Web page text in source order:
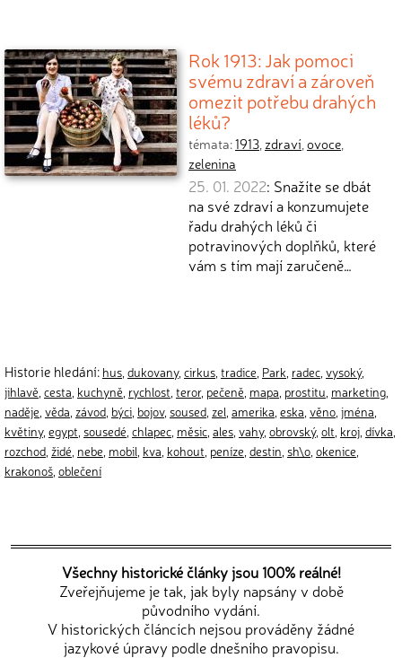
Rok 1913: Jak pomoci
svému zdraví a zároveň
omezit potřebu drahých
léků?
témata:1913, zdraví,ovoce,
zelenina
25. 01. 2022: Snažíte se dbát
na své zdraví a konzumujete
řadu drahých léků či
potravinových doplňků, které
vám s tím mají zaručeně…
Historie hledání: hus dukovany, cirkus tradice Park radec vysoký,
jihlavě cesta kuchyně rychlost teror, pečeně mapa prostitu marketing
naděje věda závod býci bojov, soused zel amerika eska věno jména
květiny, egypt sousedé chlapec měsic ales vahy, obrovský, olt kroj dívka
rozchod židé nebe mobil kva kohout peníze destin sh\o okenice
krakonoš oblečení
Všechny historické články jsou 100% reálné!
Zveřejňujeme je tak, jak byly napsány v době
původního vydání.
V historických článcích nejsou prováděny žádné
jazykové úpravy podle dnešního pravopisu.